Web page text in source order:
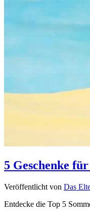
5 Geschenke
Veröffentlicht von Das
Entdecke die Top 5